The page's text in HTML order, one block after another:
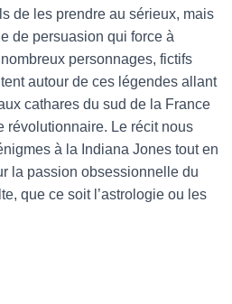
de les prendre au sérieux, mais
de persuasion qui force à
nombreux personnages, fictifs
autour de ces légendes allant
cathares du sud de la France
révolutionnaire. Le récit nous
à la Indiana Jones tout en
la passion obsessionnelle du
que ce soit l’astrologie ou les